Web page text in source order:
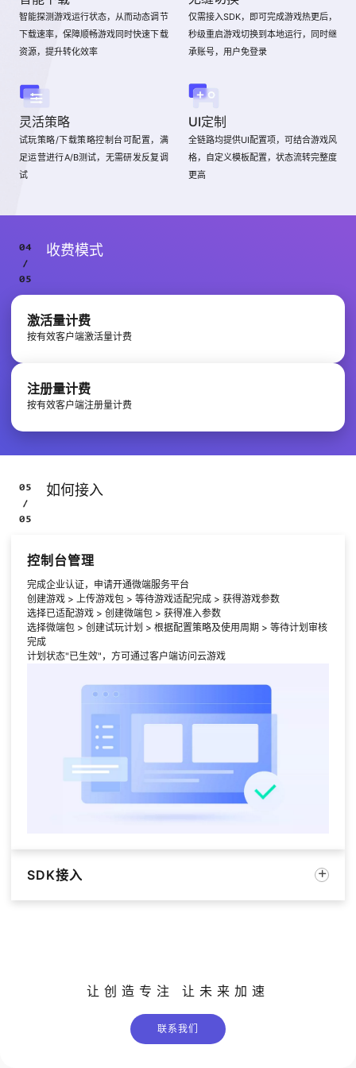
智能探测游戏运行状态，从而动态调节
下载速率，保障顺畅游戏同时快速下载
资源，提升转化效率
仅需接入SDK，即可完成游戏热更后，
秒级重启游戏切换到本地运行，同时继
承账号，用户免登录
灵活策略
试玩策略/下载策略控制台可配置，满
足运营进行A/B测试，无需研发反复调
试
UI定制
全链路均提供UI配置项，可结合游戏风
格，自定义模板配置，状态流转完整度
更高
收费模式
激活量计费
按有效客户端激活量计费
注册量计费
按有效客户端注册量计费
如何接入
控制台管理
完成企业认证，申请开通微端服务平台
创建游戏 > 上传游戏包 > 等待游戏适配完成 > 获得游戏参数
选择已适配游戏 > 创建微端包 > 获得准入参数
选择微端包 > 创建试玩计划 > 根据配置策略及使用周期 > 等待计划审核
完成
计划状态"已生效"，方可通过客户端访问云游戏
SDK接入
让创造专注 让未来加速
联系我们